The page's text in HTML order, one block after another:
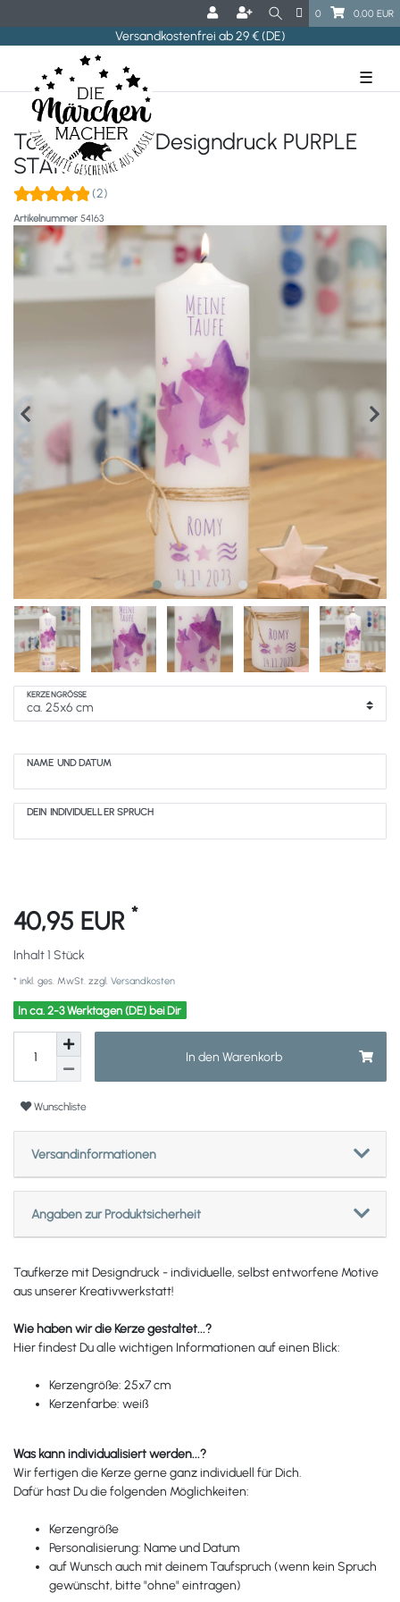
0 0,00 EUR
Versandkostenfrei ab 29 € (DE)
☰
Taufkerze mit Designdruck PURPLE
STAR
(2)
Artikelnummer 54163
KERZENGRÖSSE
NAME UND DATUM
DEIN INDIVIDUELLER SPRUCH
40,95 EUR *
Inhalt1 Stück
* inkl. ges. MwSt. zzgl. Versandkosten
In ca. 2-3 Werktagen (DE) bei Dir
In den Warenkorb
Wunschliste
Versandinformationen
Angaben zur Produktsicherheit
Taufkerze mit Designdruck - individuelle, selbst entworfene Motive
aus unserer Kreativwerkstatt!
Wie haben wir die Kerze gestaltet...?
Hier findest Du alle wichtigen Informationen auf einen Blick:
Kerzengröße: 25x7 cm
Kerzenfarbe: weiß
Was kann individualisiert werden...?
Wir fertigen die Kerze gerne ganz individuell für Dich.
Dafür hast Du die folgenden Möglichkeiten:
Kerzengröße
Personalisierung: Name und Datum
auf Wunsch auch mit deinem Taufspruch (wenn kein Spruch
gewünscht, bitte "ohne" eintragen)